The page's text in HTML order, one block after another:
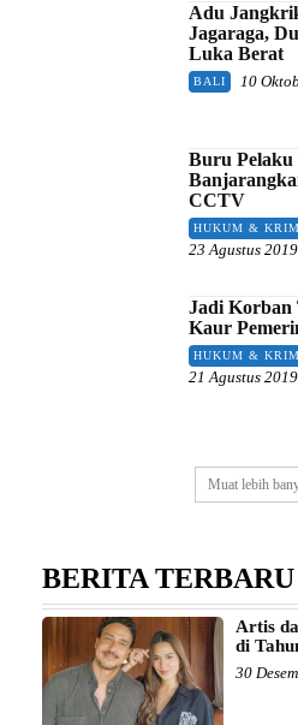
Adu
Jagaraga,
Luka Berat
BALI 10
Buru
CCTV
HUKUM &
23 Agustus
Jadi Korban
Kaur
HUKUM &
21 Agustus
Muat lebih
BERITA TERBARU
Artis
di
30